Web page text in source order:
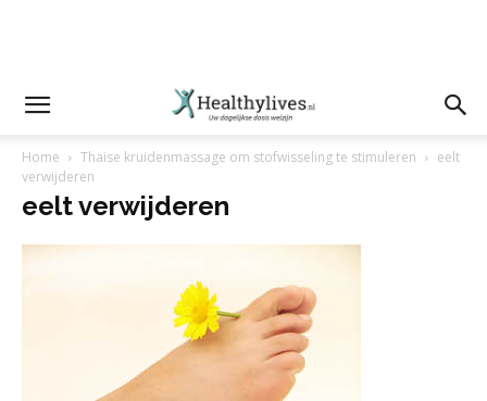
Home Thaise kruidenmassage om stofwisseling te stimuleren
eelt
verwijderen
eelt verwijderen